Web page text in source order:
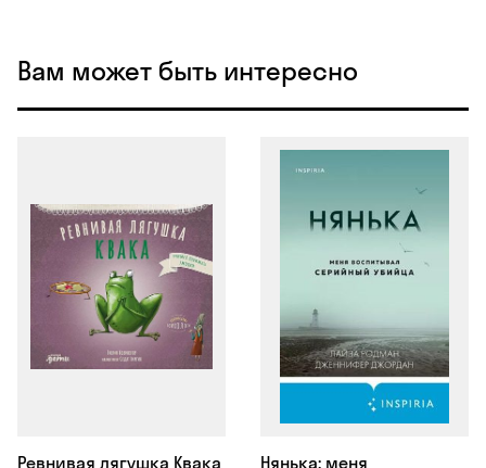
Вам может быть интересно
Ревнивая лягушка Квака Нянька: меня